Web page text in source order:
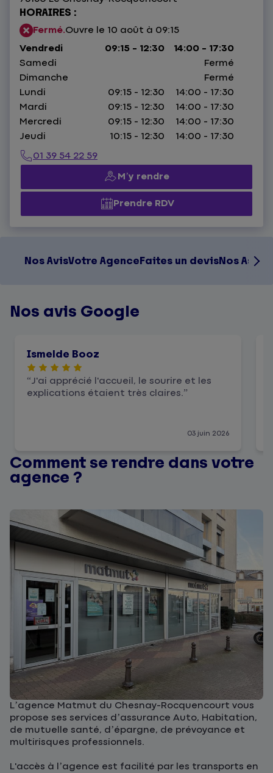
HORAIRES :
Fermé.Ouvre le 10 août à 09:15
Vendredi
09:15 - 12:30
14:00 - 17:30
Samedi
Fermé
Dimanche
Fermé
Lundi
09:15 - 12:30
14:00 - 17:30
Mardi
09:15 - 12:30
14:00 - 17:30
Mercredi
09:15 - 12:30
14:00 - 17:30
Jeudi
10:15 - 12:30
14:00 - 17:30
01 39 54 22 59
M’y rendre
Prendre RDV
Nos AvisVotre AgenceFaites un devisNos
Nos avis Google
Ismelde Booz
03 juin 2026
J'ai apprécié l'accueil, le sourire et les
explications étaient très claires.
Comment se rendre dans votre
agence ?
L’agence Matmut du Chesnay-Rocquencourt vous
propose ses services d’assurance Auto, Habitation,
de mutuelle santé, d’épargne, de prévoyance et
multirisques professionnels.
L'accès à l’agence est facilité par les transports en